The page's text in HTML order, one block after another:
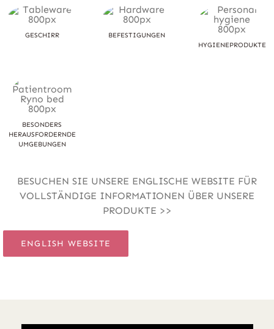
GESCHIRR
BEFESTIGUNGEN
HYGIENEPRODUKTE
BESONDERS
HERAUSFORDERNDE
UMGEBUNGEN
BESUCHEN SIE UNSERE ENGLISCHE WEBSITE FÜR
VOLLSTÄNDIGE INFORMATIONEN ÜBER UNSERE
PRODUKTE >>
ENGLISH WEBSITE